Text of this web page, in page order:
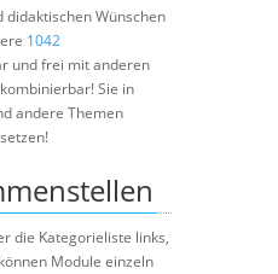
didaktischen Wünschen
1042
und frei mit anderen
Sie in
andere Themen
die Kategorieliste links,
Module einzeln